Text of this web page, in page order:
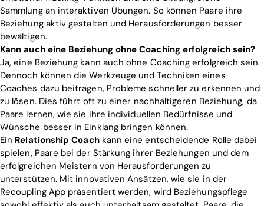
Home
Sammlung an interaktiven Übungen. So können Paare ihre
Beziehung aktiv gestalten und Herausforderungen besser
bewältigen.
Kann auch eine Beziehung ohne Coaching erfolgreich sein?
Ja, eine Beziehung kann auch ohne Coaching erfolgreich sein.
Dennoch können die Werkzeuge und Techniken eines
Coaches dazu beitragen, Probleme schneller zu erkennen und
zu lösen. Dies führt oft zu einer nachhaltigeren Beziehung, da
Paare lernen, wie sie ihre individuellen Bedürfnisse und
Wünsche besser in Einklang bringen können.
Ein Relationship Coachkann eine entscheidende Rolle dabei
spielen, Paare bei der Stärkung ihrer Beziehungen und dem
erfolgreichen Meistern von Herausforderungen zu
unterstützen. Mit innovativen Ansätzen, wie sie in der
Recoupling App präsentiert werden, wird Beziehungspflege